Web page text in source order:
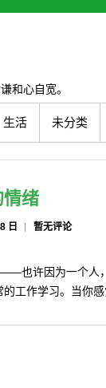
和心自宽。
生活 未分类
情绪
日 暂无评论
也许因为一个人
的工作学习。当你